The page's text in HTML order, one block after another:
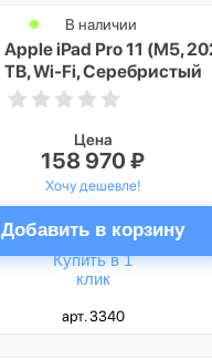
Apple iPad Pro 11 (M5,
TB, Wi-Fi, Серебристый
(Silver)
В наличии
Цена
158 970 ₽
Хочу дешевле!
Добавить в корзину
Купить в 1
клик
арт. 3340